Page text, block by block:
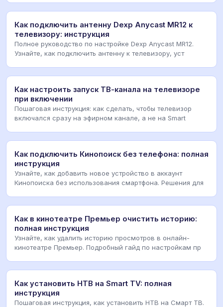
Как подключить антенну Dexp Anycast MR12 к
телевизору: инструкция
Полное руководство по настройке Dexp Anycast MR12.
Узнайте, как подключить антенну к телевизору, уст
Как настроить запуск ТВ-канала на телевизоре
при включении
Пошаговая инструкция: как сделать, чтобы телевизор
включался сразу на эфирном канале, а не на Smart
Как подключить Кинопоиск без телефона: полная
инструкция
Узнайте, как добавить новое устройство в аккаунт
Кинопоиска без использования смартфона. Решения для
Как в кинотеатре Премьер очистить историю:
полная инструкция
Узнайте, как удалить историю просмотров в онлайн-
кинотеатре Премьер. Подробный гайд по настройкам пр
Как установить НТВ на Smart TV: полная
инструкция
Пошаговая инструкция, как установить НТВ на Смарт ТВ.